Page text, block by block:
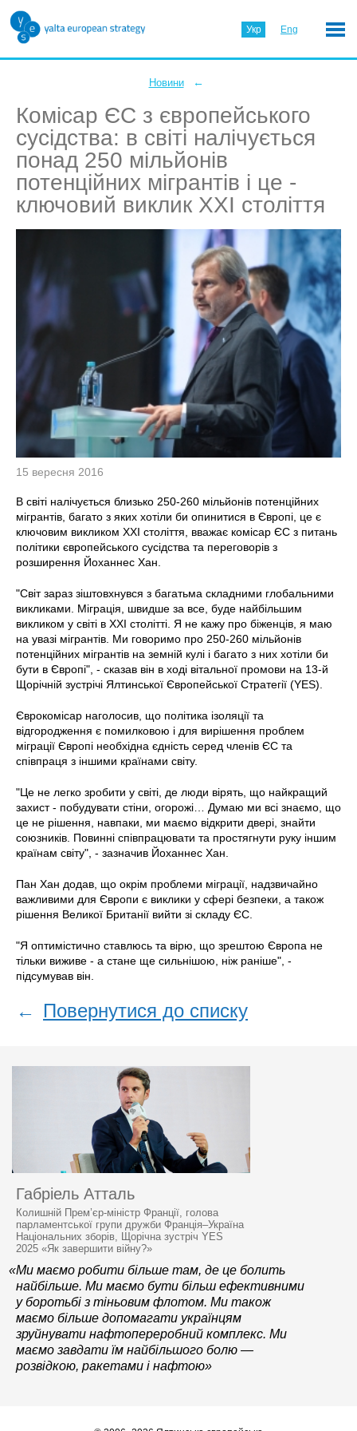
Укр Eng
Новини ←
Комісар ЄС з європейського
сусідства: в світі налічується
понад 250 мільйонів
потенційних мігрантів і це -
ключовий виклик ХХІ століття
15 вересня 2016
В світі налічується близько 250-260 мільйонів потенційних
мігрантів, багато з яких хотіли би опинитися в Європі, це є
ключовим викликом ХХІ століття, вважає комісар ЄС з питань
політики європейського сусідства та переговорів з
розширення Йоханнес Хан.
"Світ зараз зіштовхнувся з багатьма складними глобальними
викликами. Міграція, швидше за все, буде найбільшим
викликом у світі в ХХІ столітті. Я не кажу про біженців, я маю
на увазі мігрантів. Ми говоримо про 250-260 мільйонів
потенційних мігрантів на земній кулі і багато з них хотіли би
бути в Європі", - сказав він в ході вітальної промови на 13-й
Щорічній зустрічі Ялтинської Європейської Стратегії (YES).
Єврокомісар наголосив, що політика ізоляції та
відгородження є помилковою і для вирішення проблем
міграції Європі необхідна єдність серед членів ЄС та
співпраця з іншими країнами світу.
"Це не легко зробити у світі, де люди вірять, що найкращий
захист - побудувати стіни, огорожі… Думаю ми всі знаємо, що
це не рішення, навпаки, ми маємо відкрити двері, знайти
союзників. Повинні співпрацювати та простягнути руку іншим
країнам світу", - зазначив Йоханнес Хан.
Пан Хан додав, що окрім проблеми міграції, надзвичайно
важливими для Європи є виклики у сфері безпеки, а також
рішення Великої Британії вийти зі складу ЄС.
"Я оптимістично ставлюсь та вірю, що зрештою Європа не
тільки виживе - а стане ще сильнішою, ніж раніше", -
підсумував він.
← Повернутися до списку
Габріель Атталь
Колишній Прем’єр-міністр Франції, голова
парламентської групи дружби Франція–Україна
Національних зборів, Щорічна зустріч YES
2025 «Як завершити війну?»
«Ми маємо робити більше там, де це болить
найбільше. Ми маємо бути більш ефективними
у боротьбі з тіньовим флотом. Ми також
маємо більше допомагати українцям
зруйнувати нафтопереробний комплекс. Ми
маємо завдати їм найбільшого болю —
розвідкою, ракетами і нафтою»